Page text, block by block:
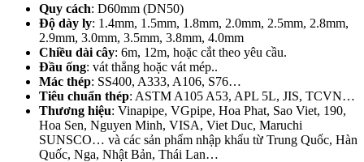
Quy cách: D60mm (DN50)
Độ dày ly: 1.4mm, 1.5mm, 1.8mm, 2.0mm, 2.5mm, 2.8mm,
2.9mm, 3.0mm, 3.5mm, 3.8mm, 4.0mm
Chiều dài cây: 6m, 12m, hoặc cắt theo yêu cầu.
Đầu ống: vát thẳng hoặc vát mép..
Mác thép: SS400, A333, A106, S76…
Tiêu chuẩn thép: ASTM A105 A53, APL 5L, JIS, TCVN…
Thương hiệu: Vinapipe, VGpipe, Hoa Phat, Sao Viet, 190,
Hoa Sen, Nguyen Minh, VISA, Viet Duc, Maruchi
SUNSCO… và các sản phẩm nhập khẩu từ Trung Quốc, Hàn
Quốc, Nga, Nhật Bản, Thái Lan…